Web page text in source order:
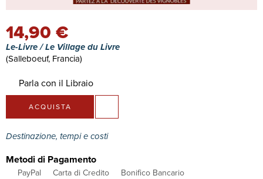
14,90 €
Le-Livre / Le Village du Livre
(Salleboeuf, Francia)
Parla con il Libraio
ACQUISTA
Destinazione, tempi e costi
Metodi di Pagamento
PayPal Carta di Credito
Bonifico Bancario